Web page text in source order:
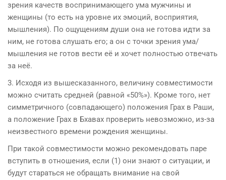
зрения качеств воспринимающего ума мужчины и
женщины (то есть на уровне их эмоций, восприятия,
мышления). По ощущениям души она не готова идти за
ним, не готова слушать его; а он с точки зрения ума/
мышления не готов вести её и хочет полностью отвечать
за неё.
3. Исходя из вышесказанного, величину совместимости
можно считать средней (равной «50%»). Кроме того, нет
симметричного (совпадающего) положения Грах в Раши,
а положение Грах в Бхавах проверить невозможно, из-за
неизвестного времени рождения женщины.
При такой совместимости можно рекомендовать паре
вступить в отношения, если (1) они знают о ситуации, и
будут стараться не обращать внимание на свой